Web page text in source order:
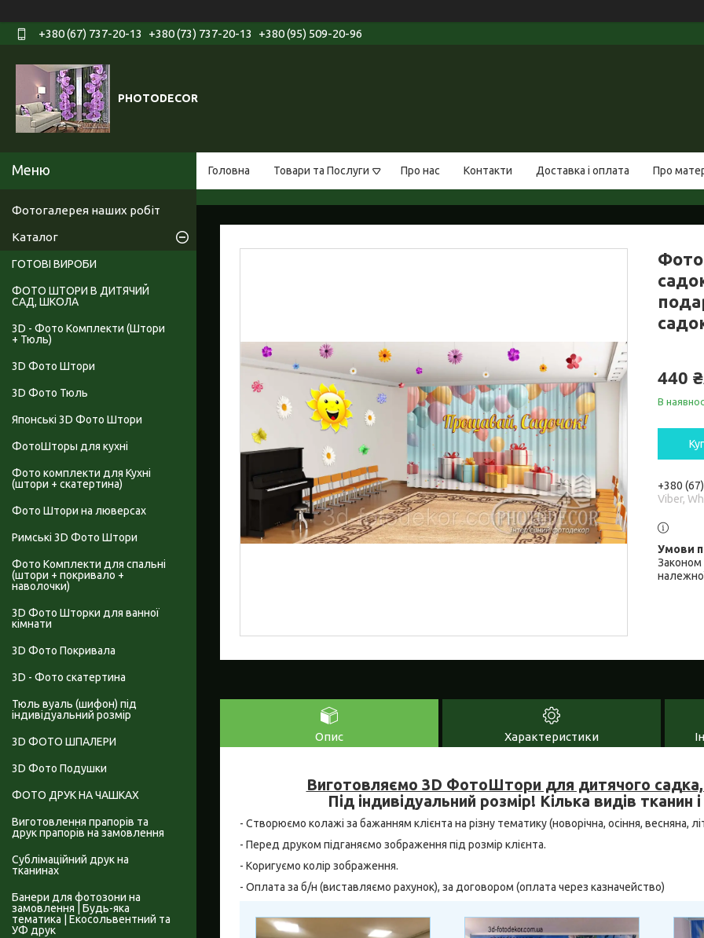
+380 (67) 737-20-13 +380 (73) 737-20-13 +380 (95) 509-20-96
PHOTODECOR
Головна Товари та Послуги Про нас Контакти Доставка і оплата Про
440
В
+380
Viber,
Законом
Опис Характеристики
Виготовляємо 3D ФотоШтори для дитячого
Під індивідуальний розмір! Кілька видів тканин
- Створюємо колажі за бажанням клієнта на різну тематику (новорічна, осіння, весняна,
- Перед друком підганяємо зображення під розмір клієнта.
- Коригуємо колір зображення.
- Оплата за б/н (виставляємо рахунок), за договором (оплата через казначейство)
Фотогалерея наших робіт
Каталог
ГОТОВІ ВИРОБИ
ФОТО ШТОРИ В ДИТЯЧИЙ
САД, ШКОЛА
3D - Фото Комплекти (Штори
+ Тюль)
3D Фото Штори
3D Фото Тюль
Японські 3D Фото Штори
ФотоШторы для кухні
Фото комплекти для Кухні
(штори + скатертина)
Фото Штори на люверсах
Римські 3D Фото Штори
Фото Комплекти для спальні
(штори + покривало +
наволочки)
3D Фото Шторки для ванної
кімнати
3D Фото Покривала
3D - Фото скатертина
Тюль вуаль (шифон) під
індивідуальний розмір
3D ФОТО ШПАЛЕРИ
3D Фото Подушки
ФОТО ДРУК НА ЧАШКАХ
Виготовлення прапорів та
друк прапорів на замовлення
Сублімаційний друк на
тканинах
Банери для фотозони на
замовлення | Будь-яка
тематика | Екосольвентний та
УФ друк